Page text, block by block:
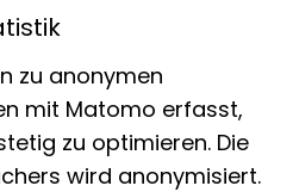
der
Bildungs-
soll es
Sammlungen ein
zu anonymen
mit Matomo erfasst,
zu optimieren. Die
wird anonymisiert.